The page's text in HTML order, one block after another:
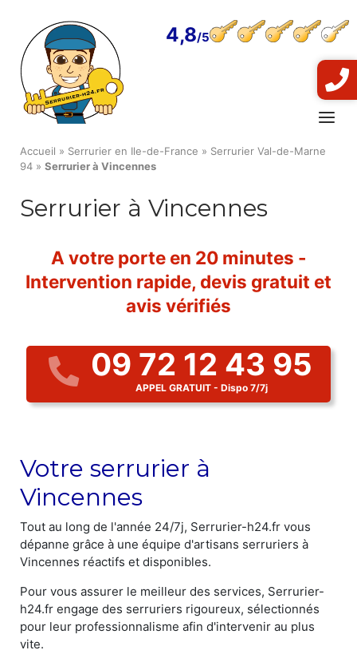
content
4,8
Menu
Accueil » Serrurier en Ile-de-France » Serrurier Val-de-Marne
94 » Serrurier à Vincennes
Serrurier à Vincennes
A votre porte en 20 minutes -
Intervention rapide, devis gratuit et
avis vérifiés
09 72 12 43 95
APPEL GRATUIT - Dispo 7/7j
Votre serrurier à
Vincennes
Tout au long de l'année 24/7j, Serrurier-h24.fr vous
dépanne grâce à une équipe d'artisans serruriers à
Vincennes réactifs et disponibles.
Pour vous assurer le meilleur des services, Serrurier-
h24.fr engage des serruriers rigoureux, sélectionnés
pour leur professionnalisme afin d'intervenir au plus
vite.